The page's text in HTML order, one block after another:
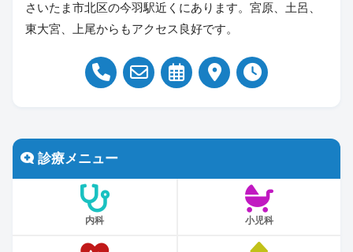
さいたま市北区の今羽駅近くにあります。宮原、土呂、
東大宮、上尾からもアクセス良好です。
診療メニュー
内科 小児科